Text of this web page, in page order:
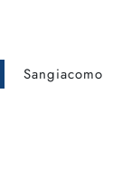
Sangiacomo